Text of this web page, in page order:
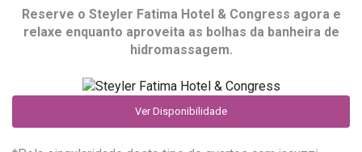
Reserve o Steyler Fatima Hotel & Congress agora e
relaxe enquanto aproveita as bolhas da banheira de
hidromassagem.
Ver Disponibilidade